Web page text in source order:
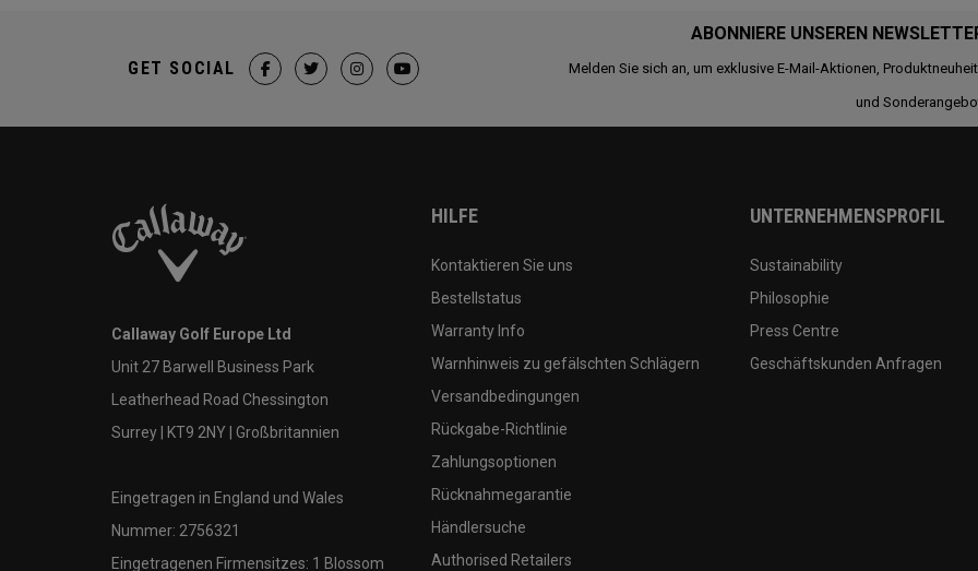
ABONNIERE UNSEREN
Melden Sie sich an, um exklusive E-Mail-Aktionen,
und
GET SOCIAL
Callaway Golf Europe Ltd
Unit 27 Barwell Business Park
Leatherhead Road Chessington
Surrey | KT9 2NY | Großbritannien
Eingetragen in England und Wales
Nummer: 2756321
Eingetragenen Firmensitzes: 1 Blossom
HILFE
Kontaktieren Sie uns
Bestellstatus
Warranty Info
Warnhinweis zu gefälschten Schlägern
Versandbedingungen
Rückgabe-Richtlinie
Zahlungsoptionen
Rücknahmegarantie
Händlersuche
Authorised Retailers
UNTERNEHMENSPROFIL
Sustainability
Philosophie
Press Centre
Geschäftskunden Anfragen